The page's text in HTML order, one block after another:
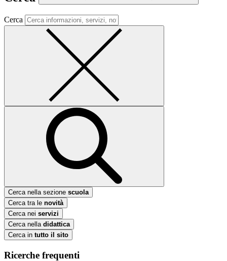
Cerca
Cerca nella sezione scuola
Cerca tra le novità
Cerca nei servizi
Cerca nella didattica
Cerca in tutto il sito
Ricerche frequenti